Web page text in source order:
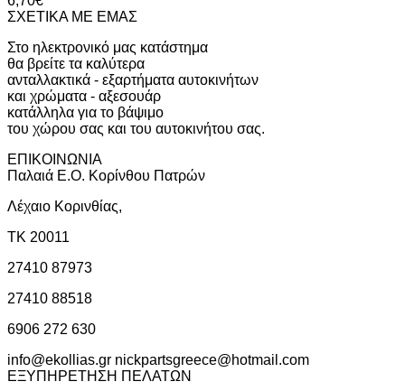
ΣΧΕΤΙΚΑ ΜΕ ΕΜΑΣ
Στο ηλεκτρονικό μας κατάστημα
θα βρείτε τα καλύτερα
ανταλλακτικά - εξαρτήματα αυτοκινήτων
και χρώματα - αξεσουάρ
κατάλληλα για το βάψιμο
του χώρου σας και του αυτοκινήτου σας.
ΕΠΙΚΟΙΝΩΝΙΑ
Παλαιά Ε.Ο. Κορίνθου Πατρών
Λέχαιο Κορινθίας,
ΤΚ 20011
27410 87973
27410 88518
6906 272 630
info@ekollias.gr nickpartsgreece@hotmail.com
ΕΞΥΠΗΡΕΤΗΣΗ ΠΕΛΑΤΩΝ